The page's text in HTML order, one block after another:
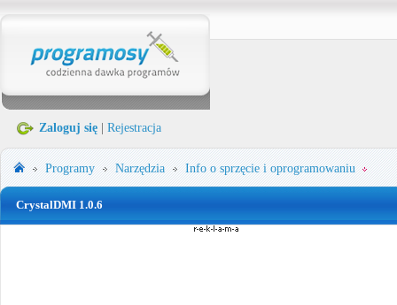
Zaloguj się Rejestracja
Programy Narzędzia Info o sprzęcie i oprogramowaniu
CrystalDMI 1.0.6